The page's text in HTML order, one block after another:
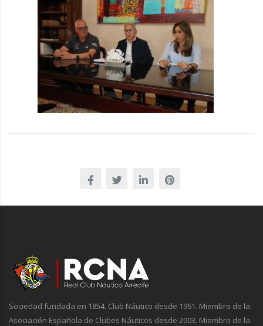
Sociedad fundada en 1854. Club Náutico desde 1961. Miembro de la
Asociación Española de Clubes Náuticos desde 2003. Miembro de la